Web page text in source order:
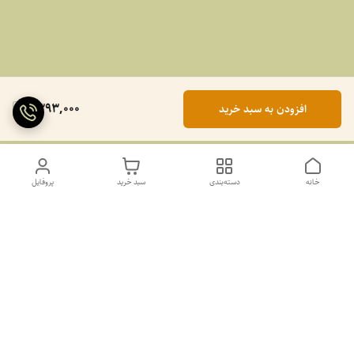
1,393,000 افزودن به سبد خرید
پروفایل سبد خرید دسته‌بندی خانه